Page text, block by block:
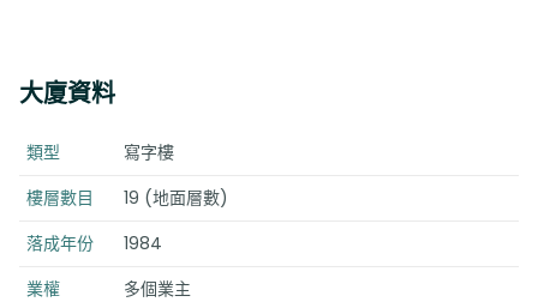
大廈資料
類型
寫字樓
樓層數目
19 (地面層數)
落成年份
1984
業權
多個業主